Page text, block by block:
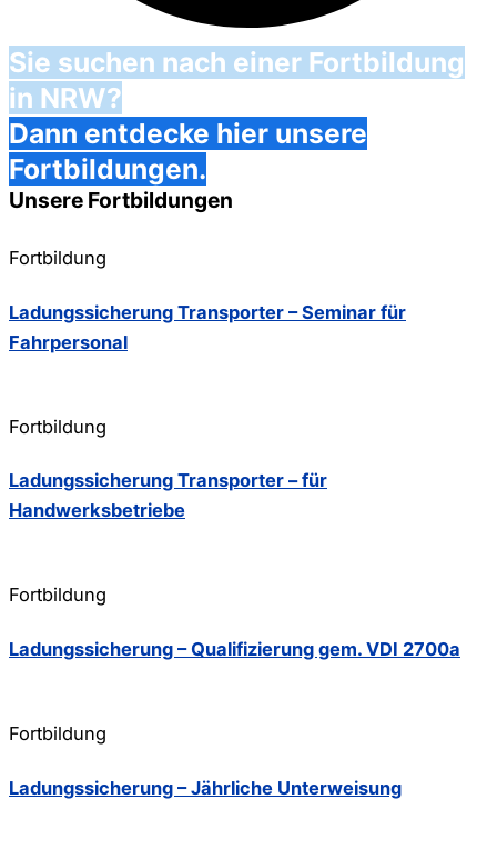
Sie suchen nach einer Fortbildung
in NRW?
Dann entdecke hier unsere
Fortbildungen.
Unsere Fortbildungen
Fortbildung
Ladungssicherung Transporter – Seminar für
Fahrpersonal
Fortbildung
Ladungssicherung Transporter – für
Handwerksbetriebe
Fortbildung
Ladungssicherung – Qualifizierung gem. VDI 2700a
Fortbildung
Ladungssicherung – Jährliche Unterweisung